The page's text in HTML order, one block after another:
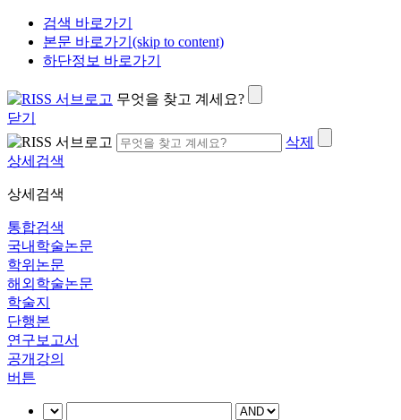
검색 바로가기
본문 바로가기(skip to content)
하단정보 바로가기
무엇을 찾고 계세요?
닫기
삭제
상세검색
상세검색
통합검색
국내학술논문
학위논문
해외학술논문
학술지
단행본
연구보고서
공개강의
버튼